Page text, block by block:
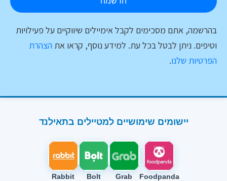
בהרשמה, אתם מסכימים לקבל אימיילים שיווקיים על פעילויות
וטיפים. ניתן לבטל בכל עת. למידע נוסף, קראו את הצהרת
הפרטיות שלנו.
יישומים שימושיים למטיילים בתאילנד
Foodpanda
Grab
Bolt
Rabbit